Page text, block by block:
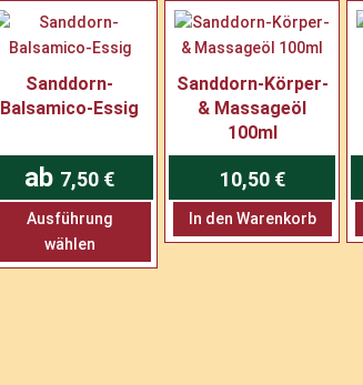
Sanddorn-
Balsamico-Essig
ab 7,50 €
Ausführung
wählen
Dieses
Produkt
Sanddorn-Körper-
& Massageöl
100ml
10,50 €
In den Warenkorb